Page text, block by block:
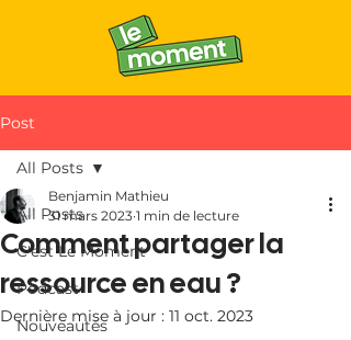
Post
All Posts
C'est Le Moment
Podcast
Nouveautés
All Posts
Comment partager la
ressource en eau ?
Benjamin Mathieu
31 mars 2023 1 min de lecture
Dernière mise à jour : 11 oct. 2023